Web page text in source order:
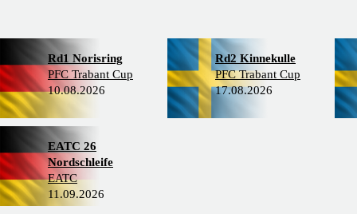
Rd1 Norisring
PFC Trabant Cup
10.08.2026
Rd2 Kinnekulle
PFC Trabant Cup
17.08.2026
EATC 26
Nordschleife
EATC
11.09.2026